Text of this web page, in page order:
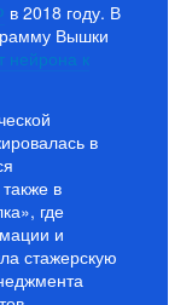
в 2018 году. В
Вышки
нейрона к
в
в
где
и
стажерскую